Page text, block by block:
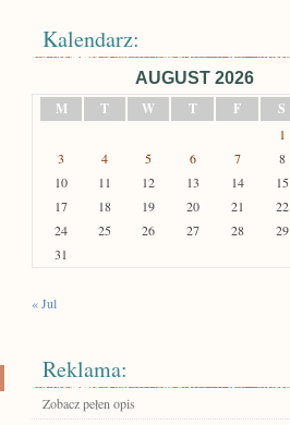
Kalendarz:
AUGUST 2026
M
T W T F S
1
3
4 5 6 7 8
10
11 12 13 14 15
17
18 19 20 21 22
24
25 26 27 28 29
31
« Jul
Reklama:
Zobacz pełen opis